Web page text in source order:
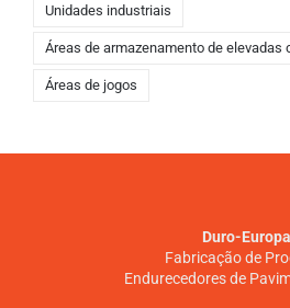
Unidades industriais
Áreas de armazenamento de elevadas
Áreas de jogos
Duro-Europa
Fabricação de
Endurecedores de